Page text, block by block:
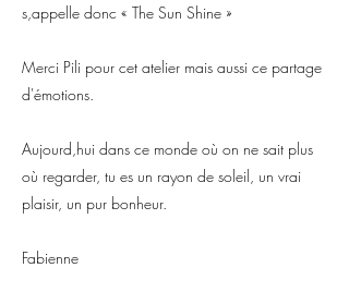
s,appelle donc « The Sun Shine »
Merci Pili pour cet atelier mais aussi ce partage
d'émotions.
Aujourd,hui dans ce monde où on ne sait plus
où regarder, tu es un rayon de soleil, un vrai
plaisir, un pur bonheur.
Fabienne